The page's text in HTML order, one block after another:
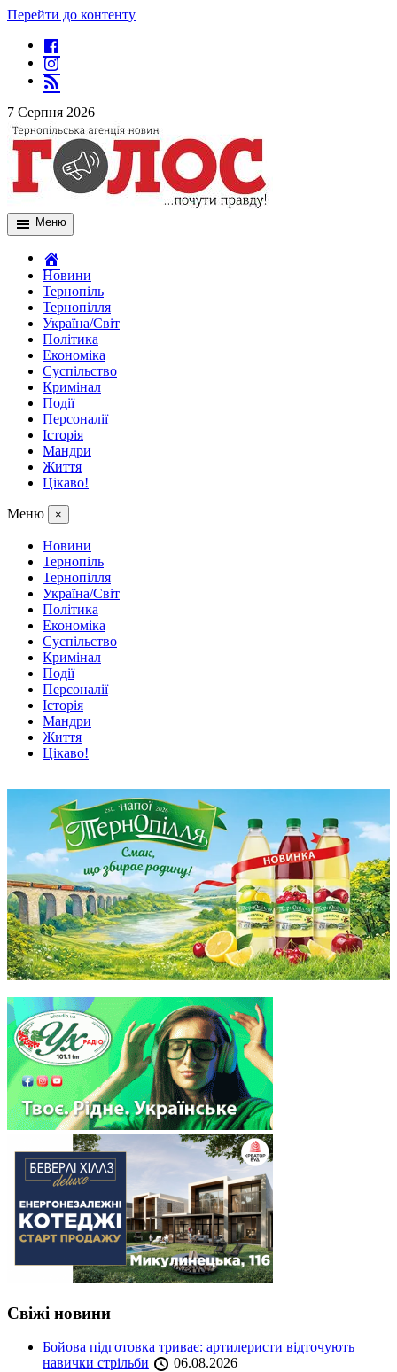
Перейти до контенту
7 Серпня 2026
Меню
Новини
Тернопіль
Тернопілля
Україна/Світ
Політика
Економіка
Суспільство
Кримінал
Події
Персоналії
Історія
Мандри
Життя
Цікаво!
Меню ×
Новини
Тернопіль
Тернопілля
Україна/Світ
Політика
Економіка
Суспільство
Кримінал
Події
Персоналії
Історія
Мандри
Життя
Цікаво!
Свіжі новини
Бойова підготовка триває: артилеристи відточують
навички стрільби
06.08.2026